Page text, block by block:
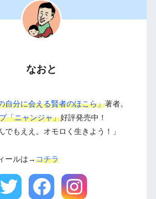
なおと
自分に会える賢者のほこら」著者。
「ニャンジャ」好評発売中！
でもええ。オモロく生きよう！」
ールは→コチラ